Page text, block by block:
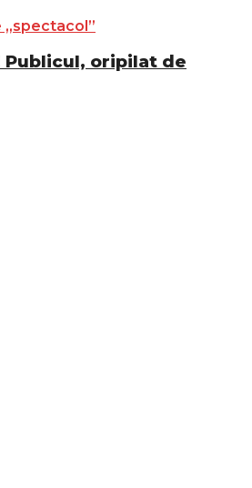
Publicul, oripilat de